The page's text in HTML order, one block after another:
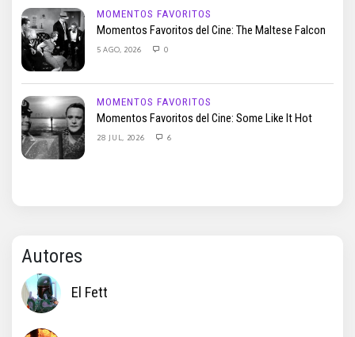
MOMENTOS FAVORITOS
Momentos Favoritos del Cine: The Maltese Falcon
5 AGO, 2026 0
MOMENTOS FAVORITOS
Momentos Favoritos del Cine: Some Like It Hot
28 JUL, 2026 6
Autores
El Fett